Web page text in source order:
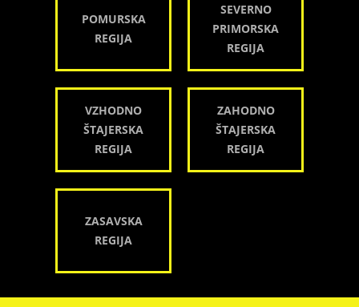
POMURSKA
REGIJA
SEVERNO
PRIMORSKA
REGIJA
VZHODNO
ŠTAJERSKA
REGIJA
ZAHODNO
ŠTAJERSKA
REGIJA
ZASAVSKA
REGIJA